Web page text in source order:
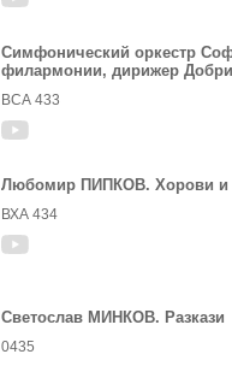
Симфонический оркестр
филармонии, дирижер
ВСА 433
Любомир ПИПКОВ. Хорови и
ВХА 434
Светослав МИНКОВ. Разкази
0435